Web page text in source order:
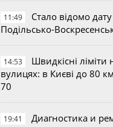
11:49
Стало відомо
Подільсько-
14:53
Швидкісні
вулицях: в Києві до 80
70
19:41
Диагностика и